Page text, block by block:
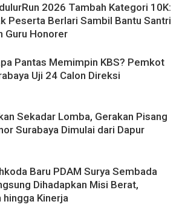
2026 Tambah Kategori 10K:
Peserta Berlari Sambil Bantu Santri
Guru Honorer
Pantas Memimpin KBS? Pemkot
Uji 24 Calon Direksi
Sekadar Lomba, Gerakan Pisang
Surabaya Dimulai dari Dapur
Baru PDAM Surya Sembada
Dihadapkan Misi Berat,
hingga Kinerja